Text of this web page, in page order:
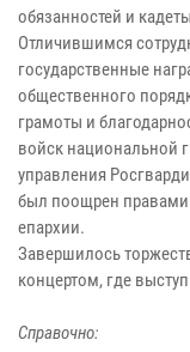
обязанностей и
Отличившимся
государственные
общественного
грамоты и
войск национальной
управления
был поощрен правами
епархии.
Завершилось
концертом, где
Справочно: